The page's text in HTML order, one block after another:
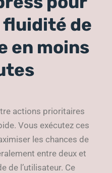
de
en moins
actions prioritaires
Vous exécutez ces
les chances de
entre deux et
de l’utilisateur. Ce